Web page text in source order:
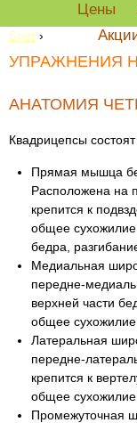
Цены
Блог ›
УПРАЖНЕНИЯ
АНАТОМИЯ
Квадрицепсы
Прямая мышца
Расположена на
крепится к
общее сухожилие
бедра,
Медиальная
передне-
верхней части
общее сухожилие
Латеральная
передне-
крепится к
общее сухожилие
Промежуточная